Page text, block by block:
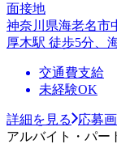
面接地
神奈川県海老名市
厚木駅 徒歩5分、
交通費支給
未経験OK
詳細を見る
応募
アルバイト・パー